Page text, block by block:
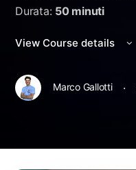
Durata: 50 minuti
View Course details
Marco Gallotti ·